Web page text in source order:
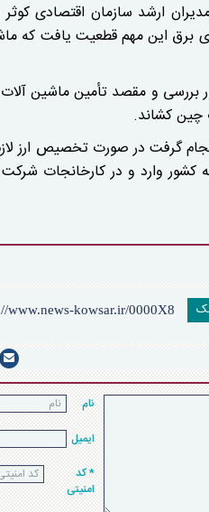
ارشد سازمان اقتصادی کوثر
برق این مهم قطعیت یافت که
و مقصد تأمین ماشین آلات
چین کشاند.
گرفت در صورت تخصیص ارز
کشور وارد و در کارخانجات
نام
ایمیل
* کد
امنیتی